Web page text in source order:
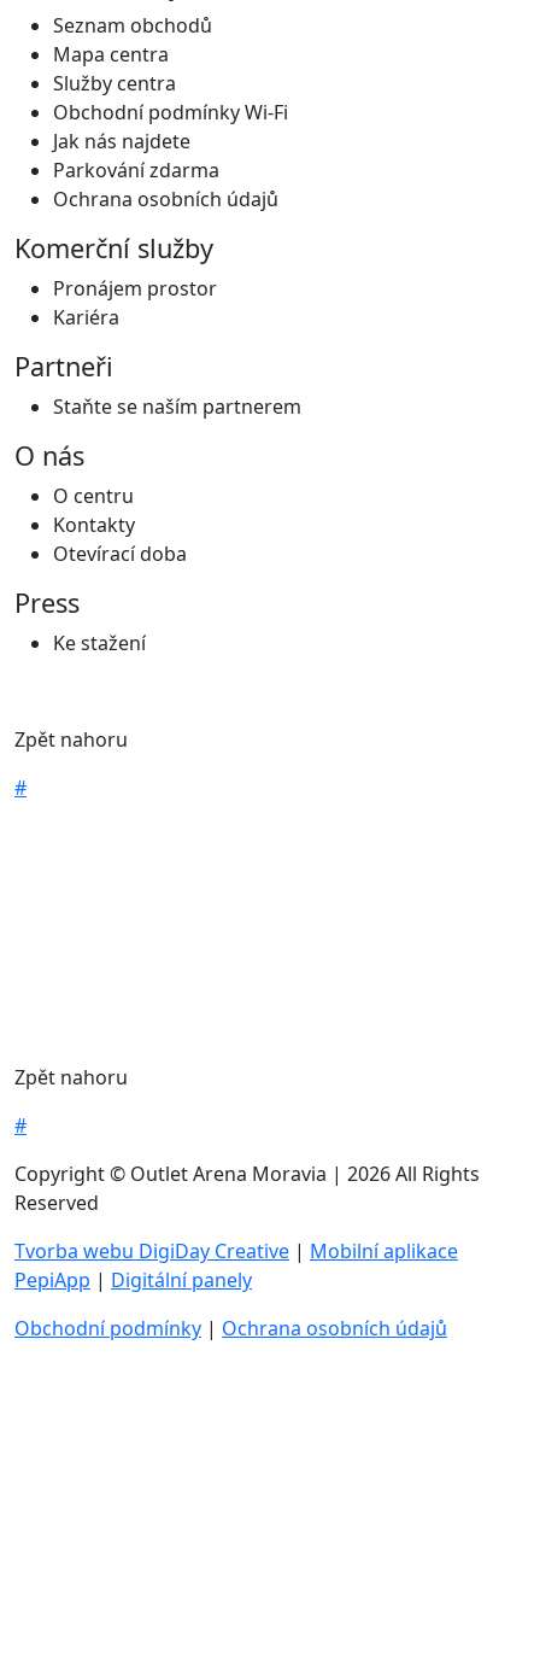
Seznam obchodů
Mapa centra
Služby centra
Obchodní podmínky Wi-Fi
Jak nás najdete
Parkování zdarma
Ochrana osobních údajů
Komerční služby
Pronájem prostor
Kariéra
Partneři
Staňte se naším partnerem
O nás
O centru
Kontakty
Otevírací doba
Press
Ke stažení
Zpět nahoru
#
Zpět nahoru
#
Copyright © Outlet Arena Moravia | 2026 All Rights
Reserved
Tvorba webu DigiDay Creative | Mobilní aplikace
PepiApp | Digitální panely
Obchodní podmínky | Ochrana osobních údajů